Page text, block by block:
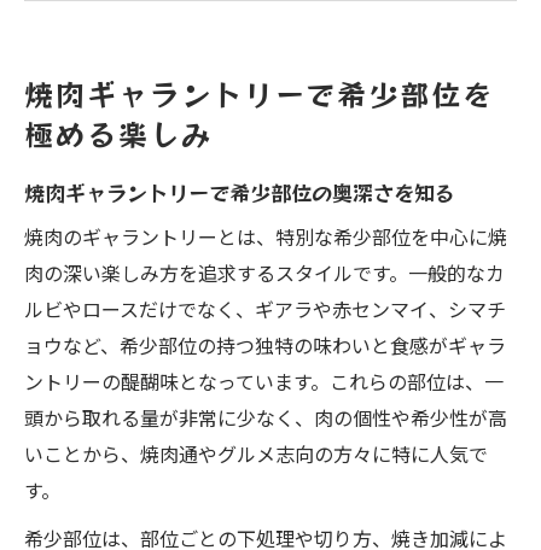
ギアラの下処理と焼肉に合う食べ方とは
ギアラの焼肉下処理で美味しさを引き出す
コツ
焼肉に最適なギアラの食べ方を徹底解説
ギアラは焼肉でどう下処理すべきか実践紹
介
焼肉で楽しむギアラの下処理と旨味の関係
ギアラの焼肉下処理で差がつくポイント
希少部位を通じて焼肉の真髄を体感する方法
焼肉希少部位で感じる本物の旨味と深み
焼肉ギャラントリーで希少部位を
極める楽しみ
焼肉ギャラントリーで希少部位の奥深さを知る
焼肉のギャラントリーとは、特別な希少部位を中心に焼
肉の深い楽しみ方を追求するスタイルです。一般的なカ
ルビやロースだけでなく、ギアラや赤センマイ、シマチ
ョウなど、希少部位の持つ独特の味わいと食感がギャラ
ントリーの醍醐味となっています。これらの部位は、一
頭から取れる量が非常に少なく、肉の個性や希少性が高
いことから、焼肉通やグルメ志向の方々に特に人気で
す。
希少部位は、部位ごとの下処理や切り方、焼き加減によ